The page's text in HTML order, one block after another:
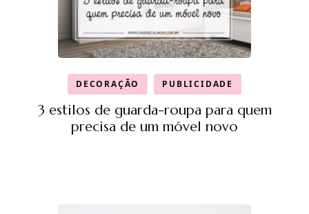
DECORAÇÃO PUBLICIDADE
3 estilos de guarda-roupa para quem
precisa de um móvel novo